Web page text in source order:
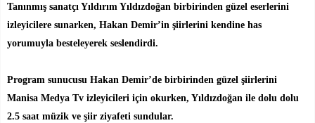
Tanınmış sanatçı Yıldırım Yıldızdoğan birbirinden güzel eserlerini
izleyicilere sunarken, Hakan Demir’in şiirlerini kendine has
yorumuyla besteleyerek seslendirdi.
Program sunucusu Hakan Demir’de birbirinden güzel şiirlerini
Manisa Medya Tv izleyicileri için okurken, Yıldızdoğan ile dolu dolu
2.5 saat müzik ve şiir ziyafeti sundular.